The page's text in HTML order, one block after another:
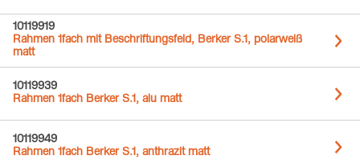
10119919
Rahmen 1fach mit Beschriftungsfeld, Berker S.1, polarweiß
matt
10119939
Rahmen 1fach Berker S.1, alu matt
10119949
Rahmen 1fach Berker S.1, anthrazit matt